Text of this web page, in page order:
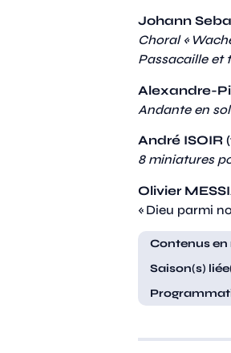
Johann
Choral «
Passacaille et
Alexandre-
Andante en
André ISOIR
8 miniatures
Olivier
« Dieu parmi
Contenus en
Saison(s)